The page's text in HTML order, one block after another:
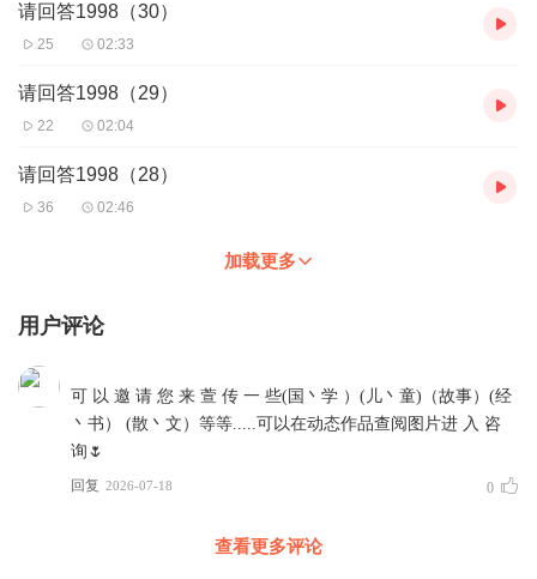
请回答1998（30）
25 02:33
请回答1998（29）
22 02:04
请回答1998（28）
36 02:46
加载更多
用户评论
可 以 邀 请 您 来 萱 传 一 些(国丶学 ）(儿丶童)（故事）(经
丶书） (散丶文）等等.....可以在动态作品查阅图片进 入 咨
询🌷
回复 2026-07-18 0
查看更多评论